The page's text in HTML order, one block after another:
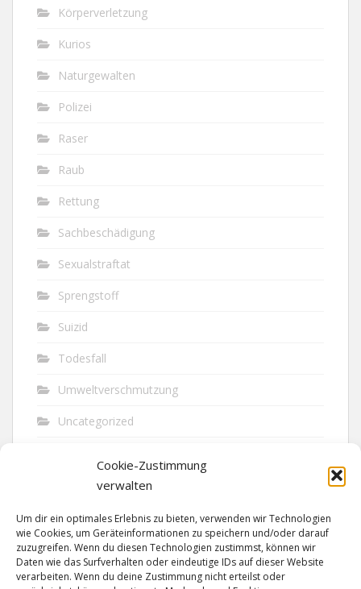
Cookie-Zustimmung
verwalten
Um dir ein optimales Erlebnis zu bieten, verwenden wir Technologien
wie Cookies, um Geräteinformationen zu speichern und/oder darauf
zuzugreifen. Wenn du diesen Technologien zustimmst, können wir
Daten wie das Surfverhalten oder eindeutige IDs auf dieser Website
verarbeiten. Wenn du deine Zustimmung nicht erteilst oder
Körperverletzung
Kurios
Naturgewalten
Polizei
Raser
Raub
Rettung
Sachbeschädigung
Sexualstraftat
Sprengstoff
Suizid
Todesfall
Umweltverschmutzung
Uncategorized
Vandalismus
Verkehr
Verkehrsunfall
Vermisst